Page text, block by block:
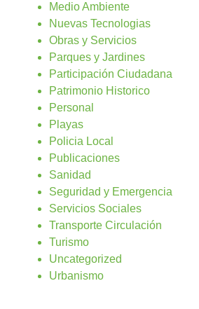
Medio Ambiente
Nuevas Tecnologias
Obras y Servicios
Parques y Jardines
Participación Ciudadana
Patrimonio Historico
Personal
Playas
Policia Local
Publicaciones
Sanidad
Seguridad y Emergencia
Servicios Sociales
Transporte Circulación
Turismo
Uncategorized
Urbanismo